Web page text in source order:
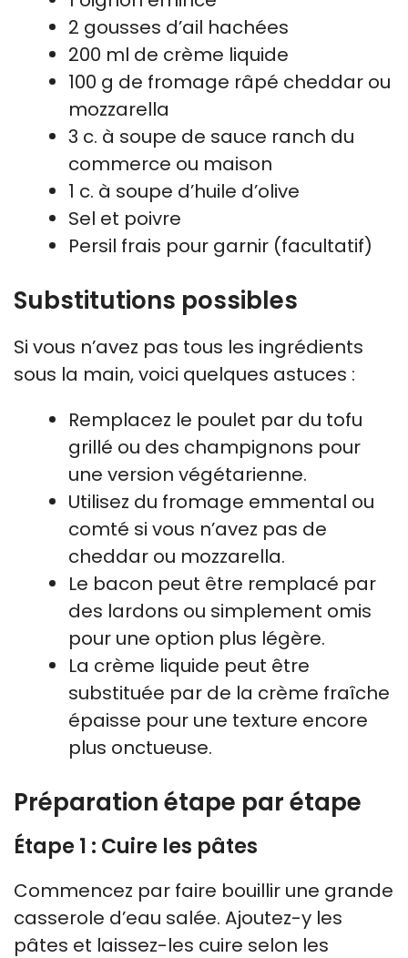
2 gousses d’ail hachées
200 ml de crème liquide
100 g de fromage râpé cheddar ou
mozzarella
3 c. à soupe de sauce ranch du
commerce ou maison
1 c. à soupe d’huile d’olive
Sel et poivre
Persil frais pour garnir (facultatif)
Substitutions possibles
Si vous n’avez pas tous les ingrédients
sous la main, voici quelques astuces :
Remplacez le poulet par du tofu
grillé ou des champignons pour
une version végétarienne.
Utilisez du fromage emmental ou
comté si vous n’avez pas de
cheddar ou mozzarella.
Le bacon peut être remplacé par
des lardons ou simplement omis
pour une option plus légère.
La crème liquide peut être
substituée par de la crème fraîche
épaisse pour une texture encore
plus onctueuse.
Préparation étape par étape
Étape 1 : Cuire les pâtes
Commencez par faire bouillir une grande
casserole d’eau salée. Ajoutez-y les
pâtes et laissez-les cuire selon les